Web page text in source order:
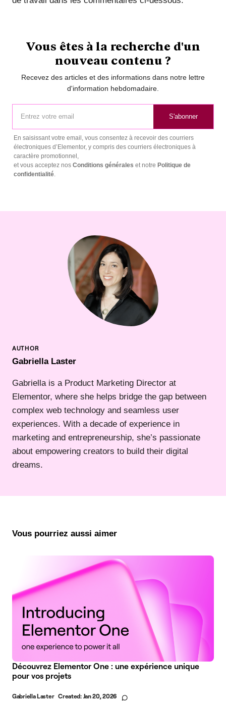
Vous êtes à la recherche d'un
nouveau contenu ?
Recevez des articles et des informations dans notre lettre
d'information hebdomadaire.
S'abonner
En saisissant votre email, vous consentez à recevoir des courriers
électroniques d’Elementor, y compris des courriers électroniques à
caractère promotionnel,
et vous acceptez nos Conditions générales et notre Politique de
confidentialité.
Gabriella Laster
Gabriella is a Product Marketing Director at
Elementor, where she helps bridge the gap between
complex web technology and seamless user
experiences. With a decade of experience in
marketing and entrepreneurship, she’s passionate
about empowering creators to build their digital
dreams.
Vous pourriez aussi aimer
Découvrez Elementor One : une expérience unique
pour vos projets
Gabriella Laster Created: Jan 20, 2026